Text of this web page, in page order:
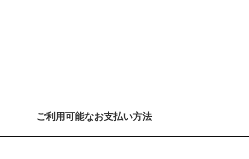
ご利⽤可能なお⽀払い⽅法